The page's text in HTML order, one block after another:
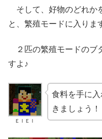
そして、好物のどれか
と、繁殖モードに入りま
２匹の繁殖モードのブ
すよ♪
ＥＩＥＩ
食料を手に
きましょう！